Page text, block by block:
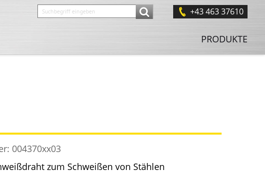
+43 463 37610
PRODUKTE
004370xx03
zum Schweißen von Stählen